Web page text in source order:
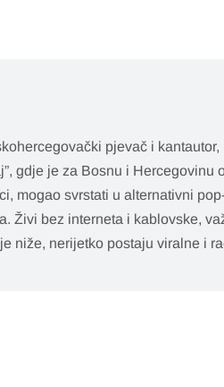
pjevač i
gdje je za Bosnu i
mogao svrstati u alternativni
Živi bez interneta i kablovske,
niže, nerijetko postaju viralne i